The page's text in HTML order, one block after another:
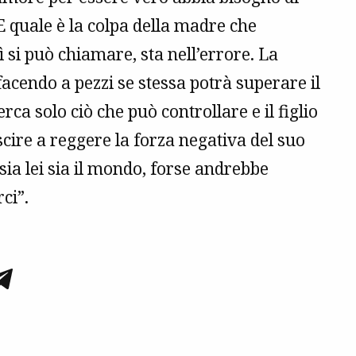
quale è la colpa della madre che
può chiamare, sta nell’errore. La
a pezzi se stessa potrà superare il
solo ciò che può controllare e il figlio
a reggere la forza negativa del suo
lei sia il mondo, forse andrebbe